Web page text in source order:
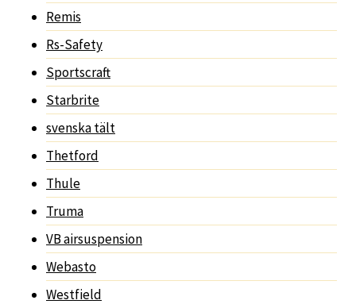
Remis
Rs-Safety
Sportscraft
Starbrite
svenska tält
Thetford
Thule
Truma
VB airsuspension
Webasto
Westfield